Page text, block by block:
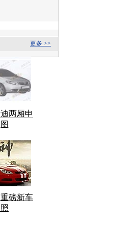
更多 >>
两厢申
磅新车